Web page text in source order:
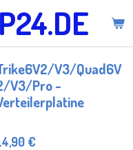
V3/Quad6V
V3/Pro -
€